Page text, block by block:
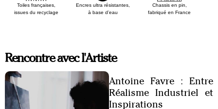
Toiles françaises,
issues du recyclage
Chassis en pin,
fabriqué en France
Encres ultra résistantes,
à base d’eau
Rencontre avec l'Artiste
Antoine Favre : Entre
Réalisme Industriel et
Inspirations